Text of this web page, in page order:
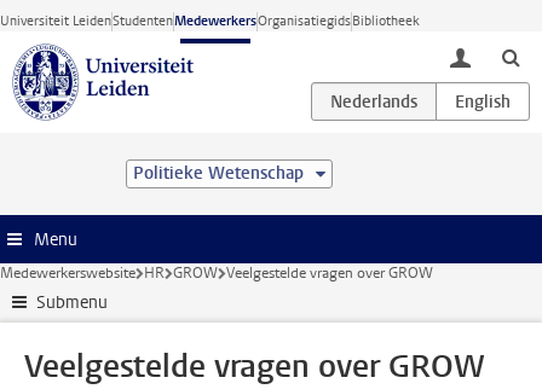
Ga direct naar de inhoud
Universiteit LeidenStudentenMedewerkersOrganisatiegidsBibliotheek
toggle
Politieke Wetenschap
Menu
Medewerkerswebsite HR GROW Veelgestelde vragen over GROW
Submenu
Veelgestelde vragen over GROW